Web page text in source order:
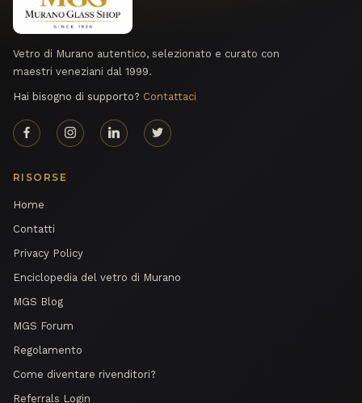
Vetro di Murano autentico, selezionato e curato con
maestri veneziani dal 1999.
Hai bisogno di supporto? Contattaci
RISORSE
Home
Contatti
Privacy Policy
Enciclopedia del vetro di Murano
MGS Blog
MGS Forum
Regolamento
Come diventare rivenditori?
Referrals Login